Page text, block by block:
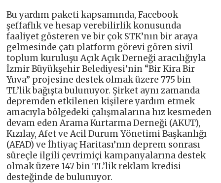
Bu yardım paketi kapsamında, Facebook
şeffaflık ve hesap verebilirlik konusunda
faaliyet gösteren ve bir çok STK’nın bir araya
gelmesinde çatı platform görevi gören sivil
toplum kuruluşu Açık Açık Derneği aracılığıyla
İzmir Büyükşehir Belediyesi’nin “Bir Kira Bir
Yuva” projesine destek olmak üzere 775 bin
TL’lik bağışta bulunuyor. Şirket aynı zamanda
depremden etkilenen kişilere yardım etmek
amacıyla bölgedeki çalışmalarına hız kesmeden
devam eden Arama Kurtarma Derneği (AKUT),
Kızılay, Afet ve Acil Durum Yönetimi Başkanlığı
(AFAD) ve İhtiyaç Haritası’nın deprem sonrası
süreçle ilgili çevrimiçi kampanyalarına destek
olmak üzere 147 bin TL’lik reklam kredisi
desteğinde de bulunuyor.